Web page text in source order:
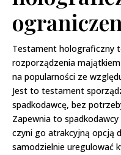
Testament holograficzny
rozporządzenia
na popularności ze
Jest to testament
spadkodawcę, bez
Zapewnia to
czyni go atrakcyjną opcją
samodzielnie uregulować